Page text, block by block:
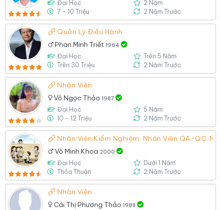
Đại Học
2 Năm
7 - 10 Triệu
2 Năm Trước
Quản Lý Điều Hành
Phan Minh Triết 1964
Đại Học
Trên 5 Năm
Trên 30 Triệu
2 Năm Trước
Nhân Viên
Võ Ngọc Thảo 1987
Đại Học
5 Năm
10 - 12 Triệu
2 Năm Trước
Nhân Viên Kiểm Nghiệm, Nhân Viên QA-QC,
Võ Minh Khoa 2000
Đại Học
Dưới 1 Năm
Thỏa Thuận
2 Năm Trước
Nhân Viên
Cái Thị Phương Thảo 1988